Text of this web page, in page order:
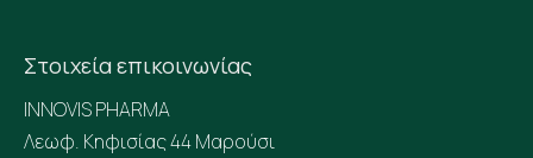
Στοιχεία επικοινωνίας
INNOVIS PHARMA
Λεωφ. Κηφισίας 44 Μαρούσι